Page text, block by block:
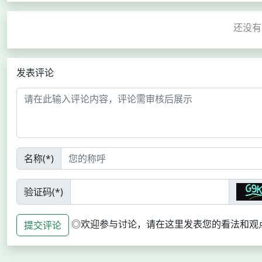
发表评论
名称(*)
验证码(*)
提交评论 ◎欢迎参与讨论，请在这里发表您的看法和观